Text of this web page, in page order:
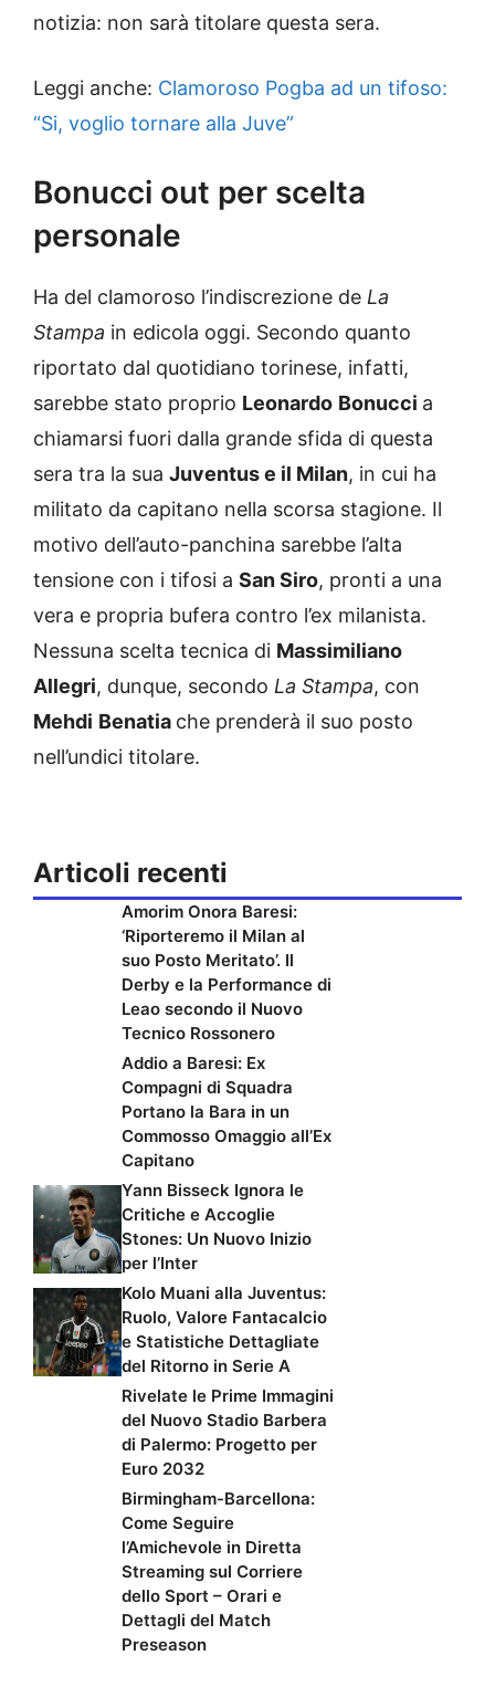
notizia: non sarà titolare questa sera.
Leggi anche: Clamoroso Pogba ad un tifoso:
“Si, voglio tornare alla Juve”
Bonucci out per scelta
personale
Ha del clamoroso l’indiscrezione de La
Stampa in edicola oggi. Secondo quanto
riportato dal quotidiano torinese, infatti,
sarebbe stato proprio Leonardo Bonucci a
chiamarsi fuori dalla grande sfida di questa
sera tra la sua Juventus e il Milan, in cui ha
militato da capitano nella scorsa stagione. Il
motivo dell’auto-panchina sarebbe l’alta
tensione con i tifosi a San Siro, pronti a una
vera e propria bufera contro l’ex milanista.
Nessuna scelta tecnica di Massimiliano
Allegri, dunque, secondo La Stampa, con
Mehdi Benatia che prenderà il suo posto
nell’undici titolare.
Articoli recenti
Amorim Onora Baresi:
‘Riporteremo il Milan al
suo Posto Meritato’. Il
Derby e la Performance di
Leao secondo il Nuovo
Tecnico Rossonero
Addio a Baresi: Ex
Compagni di Squadra
Portano la Bara in un
Commosso Omaggio all’Ex
Capitano
Yann Bisseck Ignora le
Critiche e Accoglie
Stones: Un Nuovo Inizio
per l’Inter
Kolo Muani alla Juventus:
Ruolo, Valore Fantacalcio
e Statistiche Dettagliate
del Ritorno in Serie A
Rivelate le Prime Immagini
del Nuovo Stadio Barbera
di Palermo: Progetto per
Euro 2032
Birmingham-Barcellona:
Come Seguire
l’Amichevole in Diretta
Streaming sul Corriere
dello Sport – Orari e
Dettagli del Match
Preseason